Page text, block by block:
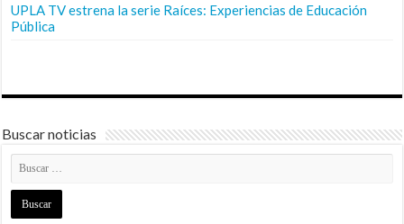
UPLA TV estrena la serie Raíces: Experiencias de Educación
Pública
Buscar noticias